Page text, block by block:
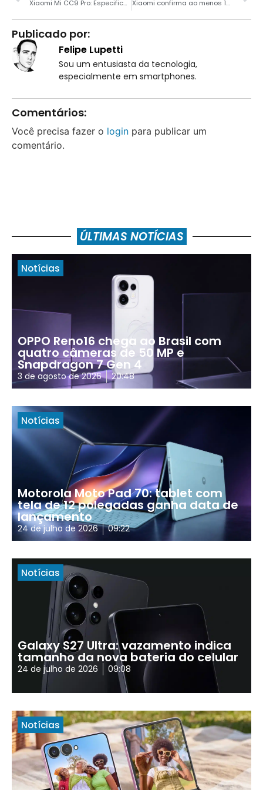
Xiaomi Mi CC9 Pro: Especificações completas são reveladas Xiaomi confirma ao menos 10 smartphones 5G em 2020
Publicado por:
Felipe Lupetti
Sou um entusiasta da tecnologia,
especialmente em smartphones.
Comentários:
Você precisa fazer o login para publicar um
comentário.
ÚLTIMAS NOTÍCIAS
Notícias
OPPO Reno16 chega ao Brasil com
quatro câmeras de 50 MP e
Snapdragon 7 Gen 4
3 de agosto de 2026 20:48
Notícias
Motorola Moto Pad 70: tablet com
tela de 12 polegadas ganha data de
lançamento
24 de julho de 2026 09:22
Notícias
Galaxy S27 Ultra: vazamento indica
tamanho da nova bateria do celular
24 de julho de 2026 09:08
Notícias